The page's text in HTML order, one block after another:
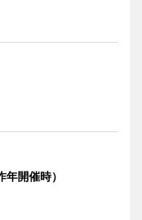
開催時）